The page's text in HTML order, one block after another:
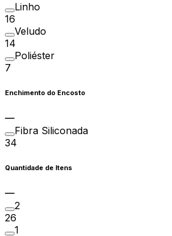
Linho
16
Veludo
14
Poliéster
7
Enchimento do Encosto
Fibra Siliconada
34
Quantidade de Itens
2
26
1